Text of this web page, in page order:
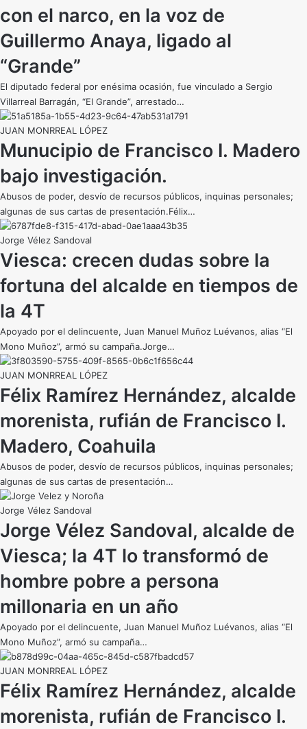
con el narco, en la voz de
Guillermo Anaya, ligado al
“Grande”
El diputado federal por enésima ocasión, fue vinculado a Sergio
Villarreal Barragán, “El Grande”, arrestado…
JUAN MONRREAL LÓPEZ
Munucipio de Francisco I. Madero
bajo investigación.
Abusos de poder, desvío de recursos públicos, inquinas personales;
algunas de sus cartas de presentación.Félix…
Jorge Vélez Sandoval
Viesca: crecen dudas sobre la
fortuna del alcalde en tiempos de
la 4T
Apoyado por el delincuente, Juan Manuel Muñoz Luévanos, alias “El
Mono Muñoz”, armó su campaña.Jorge…
JUAN MONRREAL LÓPEZ
Félix Ramírez Hernández, alcalde
morenista, rufián de Francisco I.
Madero, Coahuila
Abusos de poder, desvío de recursos públicos, inquinas personales;
algunas de sus cartas de presentación…
Jorge Vélez Sandoval
Jorge Vélez Sandoval, alcalde de
Viesca; la 4T lo transformó de
hombre pobre a persona
millonaria en un año
Apoyado por el delincuente, Juan Manuel Muñoz Luévanos, alias “El
Mono Muñoz”, armó su campaña…
JUAN MONRREAL LÓPEZ
Félix Ramírez Hernández, alcalde
morenista, rufián de Francisco I.